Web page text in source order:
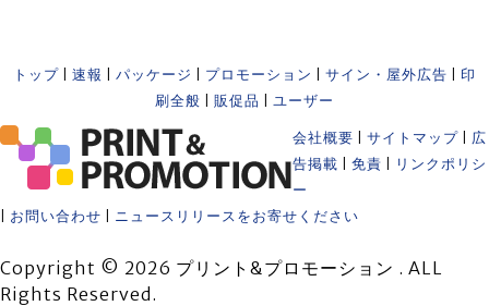
トップ 速報 パッケージ プロモーション サイン・屋外広告
印
刷全般
販促品 ユーザー
会社概要 サイトマップ
広
告掲載
免責
リンクポリシ
ー
お問い合わせ ニュースリリースをお寄せください
Copyright © 2026 プリント&プロモーション . ALL
Rights Reserved.